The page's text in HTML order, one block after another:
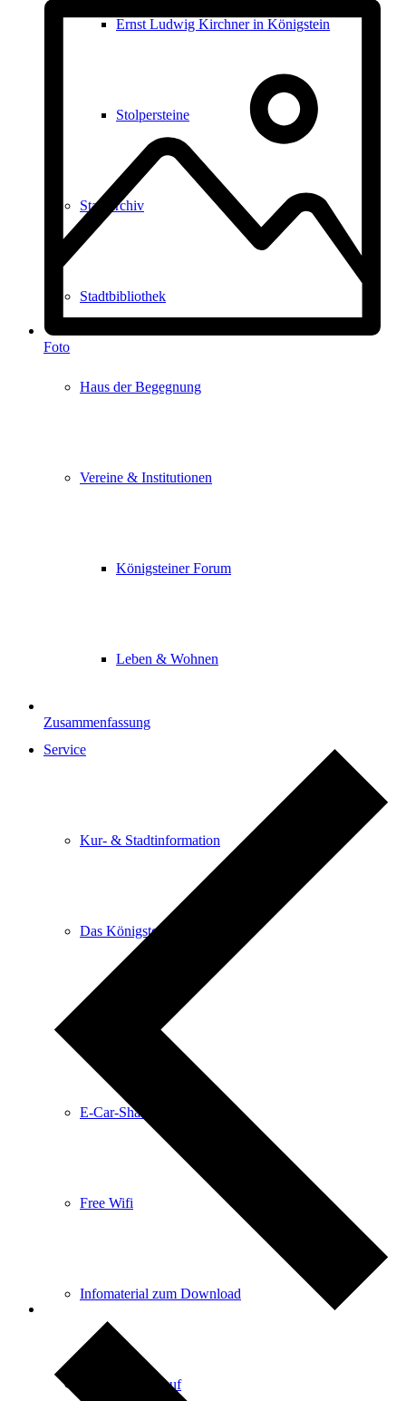
Ernst Ludwig Kirchner in Königstein
Stolpersteine
Stadtarchiv
Stadtbibliothek
Haus der Begegnung
Vereine & Institutionen
Königsteiner Forum
Leben & Wohnen
Service
Kur- & Stadtinformation
Das Königsteiner Lädchen
E-Car-Sharing
Free Wifi
Infomaterial zum Download
Kartenvorverkauf
Foto
Zusammenfassung